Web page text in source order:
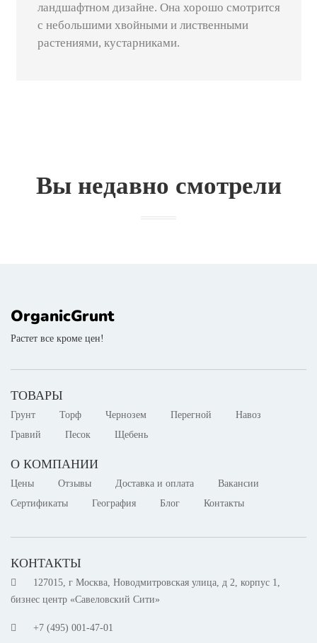
ландшафтном дизайне. Она хорошо смотрится
с небольшими хвойными и лиственными
растениями, кустарниками.
Вы недавно смотрели
OrganicGrunt
Растет все кроме цен!
ТОВАРЫ
Грунт Торф Чернозем Перегной
Навоз
Гравий
Песок Щебень
О КОМПАНИИ
Цены Отзывы Доставка и оплата
Вакансии
Сертификаты
География Блог Контакты
КОНТАКТЫ
127015, г Москва, Новодмитровская улица, д 2, корпус 1,
бизнес центр «Савеловский Сити»
+7 (495) 001-47-01